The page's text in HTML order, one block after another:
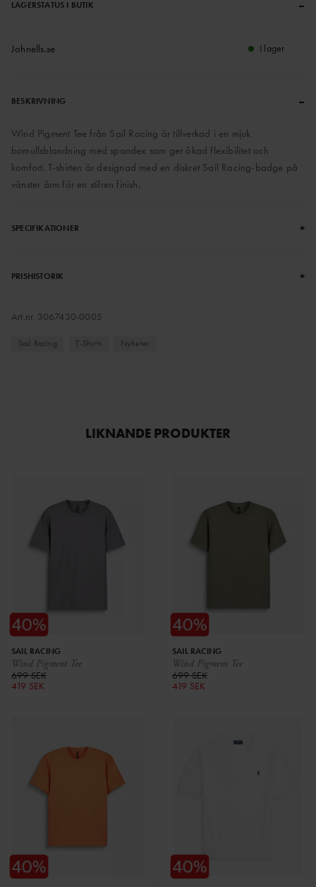
LAGERSTATUS I BUTIK –
Johnells.se I lager
BESKRIVNING –
Wind Pigment Tee från Sail Racing är tillverkad i en mjuk
bomullsblandning med spandex som ger ökad flexibilitet och
komfort. T-shirten är designad med en diskret Sail Racing-badge på
vänster ärm för en stilren finish.
SPECIFIKATIONER +
PRISHISTORIK +
Art.nr. 3067430-0005
Sail Racing T-Shirts Nyheter
LIKNANDE PRODUKTER
Wind Pigment Tee
SAIL RACING
699 SEK
419 SEK
Wind Pigment Tee
SAIL RACING
699 SEK
419 SEK